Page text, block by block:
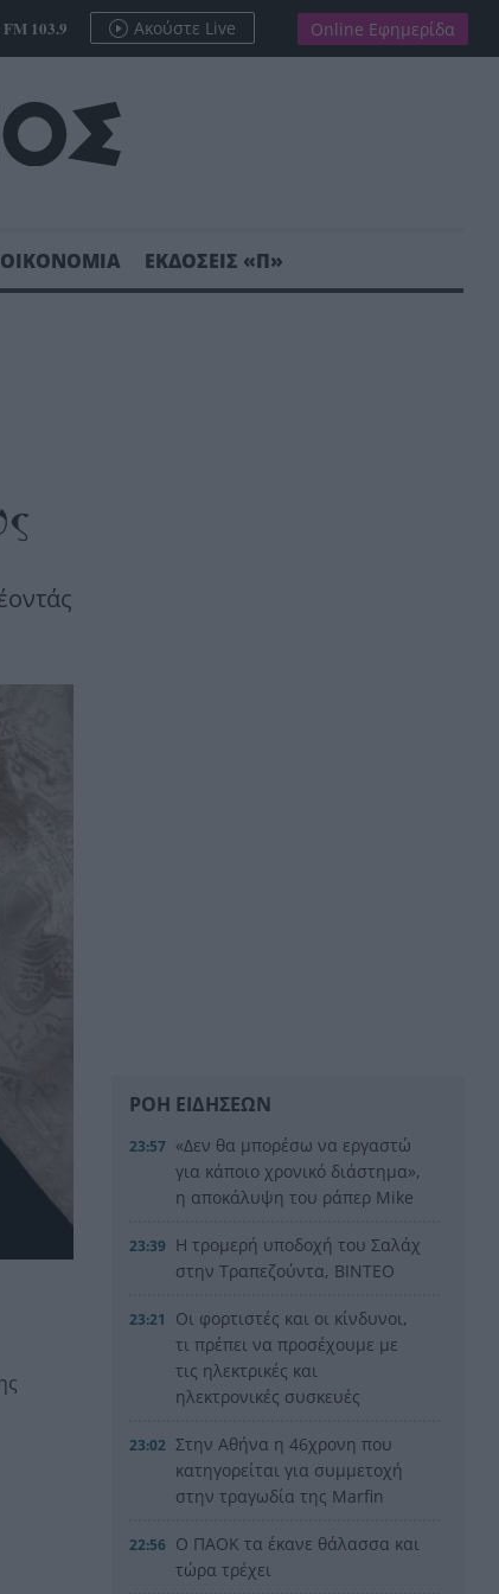
FM 103.9 Ακούστε Live Online Εφημερίδα
ΟΙΚΟΝΟΜΙΑ ΕΚΔΟΣΕΙΣ «Π»
ΡΟΗ ΕΙΔΗΣΕΩΝ
23:57 «Δεν θα μπορέσω να εργαστώ
για κάποιο χρονικό διάστημα»,
η αποκάλυψη του ράπερ Mike
23:39 Η τρομερή υποδοχή του Σαλάχ
στην Τραπεζούντα, ΒΙΝΤΕΟ
23:21
Οι φορτιστές και οι κίνδυνοι,
τι πρέπει να προσέχουμε με
τις ηλεκτρικές και
ηλεκτρονικές συσκευές
23:02 Στην Αθήνα η 46χρονη που
κατηγορείται για συμμετοχή
στην τραγωδία της Marfin
22:56 Ο ΠΑΟΚ τα έκανε θάλασσα και
τώρα τρέχει